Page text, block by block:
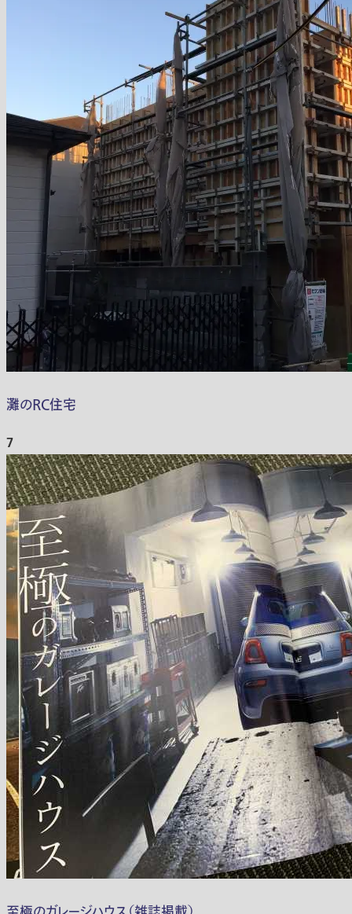
灘のRC住宅
7